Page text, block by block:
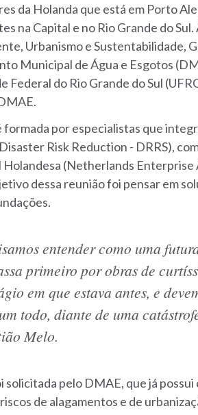
da Holanda que está em Porto
na Capital e no Rio Grande do
Urbanismo e Sustentabilidade,
Municipal de Água e Esgotos
Federal do Rio Grande do Sul
formada por especialistas que
Risk Reduction - DRRS),
Holandesa (Netherlands
dessa reunião foi pensar em
entender como uma
primeiro por obras de
em que estava antes, e
todo, diante de uma
Melo.
solicitada pelo DMAE, que já
de alagamentos e de